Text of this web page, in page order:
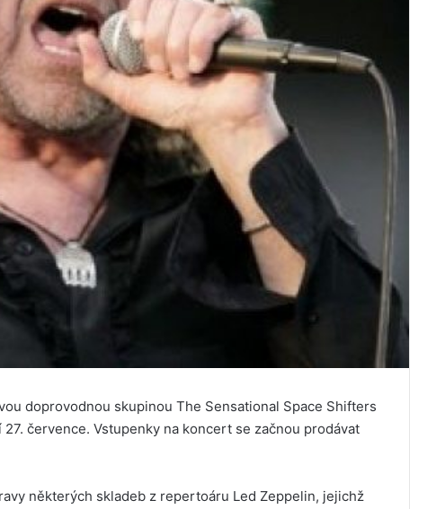
doprovodnou skupinou The Sensational Space Shifters
července. Vstupenky na koncert se začnou prodávat
některých skladeb z repertoáru Led Zeppelin, jejichž